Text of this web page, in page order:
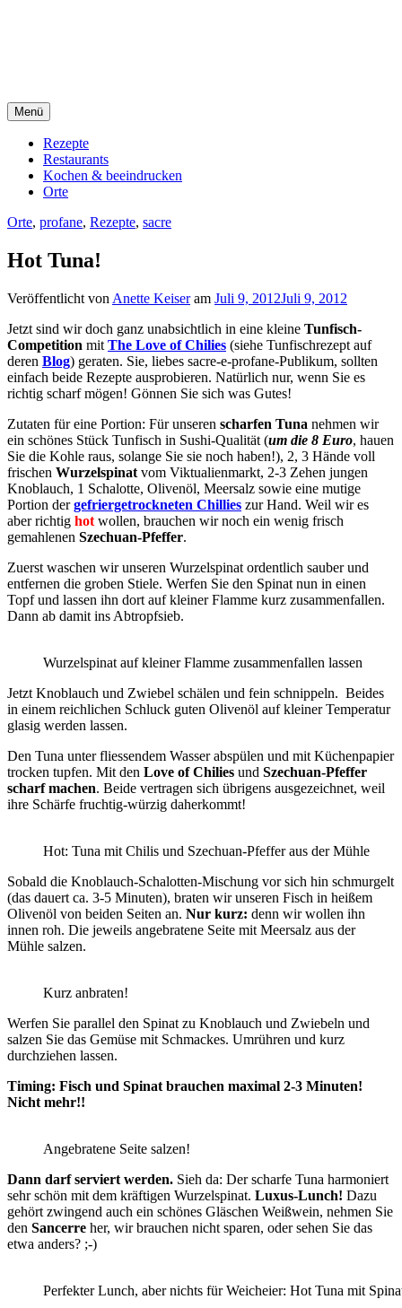
Menü
Rezepte
Restaurants
Kochen & beeindrucken
Orte
Orte, profane, Rezepte, sacre
Hot Tuna!
Veröffentlicht von Anette Keiseram Juli 9, 2012Juli 9, 2012
Jetzt sind wir doch ganz unabsichtlich in eine kleine Tunfisch-
Competition mit The Love of Chilies (siehe Tunfischrezept auf
deren Blog) geraten. Sie, liebes sacre-e-profane-Publikum, sollten
einfach beide Rezepte ausprobieren. Natürlich nur, wenn Sie es
richtig scharf mögen! Gönnen Sie sich was Gutes!
Zutaten für eine Portion: Für unseren scharfen Tuna nehmen wir
ein schönes Stück Tunfisch in Sushi-Qualität (um die 8 Euro, hauen
Sie die Kohle raus, solange Sie sie noch haben!), 2, 3 Hände voll
frischen Wurzelspinat vom Viktualienmarkt, 2-3 Zehen jungen
Knoblauch, 1 Schalotte, Olivenöl, Meersalz sowie eine mutige
Portion dergefriergetrockneten Chillies zur Hand. Weil wir es
aber richtig hot wollen, brauchen wir noch ein wenig frisch
gemahlenen Szechuan-Pfeffer.
Zuerst waschen wir unseren Wurzelspinat ordentlich sauber und
entfernen die groben Stiele. Werfen Sie den Spinat nun in einen
Topf und lassen ihn dort auf kleiner Flamme kurz zusammenfallen.
Dann ab damit ins Abtropfsieb.
Wurzelspinat auf kleiner Flamme zusammenfallen lassen
Jetzt Knoblauch und Zwiebel schälen und fein schnippeln. Beides
in einem reichlichen Schluck guten Olivenöl auf kleiner Temperatur
glasig werden lassen.
Den Tuna unter fliessendem Wasser abspülen und mit Küchenpapier
trocken tupfen. Mit den Love of Chilies und Szechuan-Pfeffer
scharf machen. Beide vertragen sich übrigens ausgezeichnet, weil
ihre Schärfe fruchtig-würzig daherkommt!
Hot: Tuna mit Chilis und Szechuan-Pfeffer aus der Mühle
Sobald die Knoblauch-Schalotten-Mischung vor sich hin schmurgelt
(das dauert ca. 3-5 Minuten), braten wir unseren Fisch in heißem
Olivenöl von beiden Seiten an. Nur kurz: denn wir wollen ihn
innen roh. Die jeweils angebratene Seite mit Meersalz aus der
Mühle salzen.
Kurz anbraten!
Werfen Sie parallel den Spinat zu Knoblauch und Zwiebeln und
salzen Sie das Gemüse mit Schmackes. Umrühren und kurz
durchziehen lassen.
Timing: Fisch und Spinat brauchen maximal 2-3 Minuten!
Nicht mehr!!
Angebratene Seite salzen!
Dann darf serviert werden. Sieh da: Der scharfe Tuna harmoniert
sehr schön mit dem kräftigen Wurzelspinat. Luxus-Lunch! Dazu
gehört zwingend auch ein schönes Gläschen Weißwein, nehmen Sie
den Sancerre her, wir brauchen nicht sparen, oder sehen Sie das
etwa anders? ;-)
Perfekter Lunch, aber nichts für Weicheier: Hot Tuna mit